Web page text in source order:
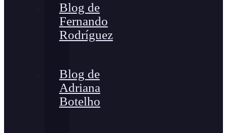
Blog de
Fernando
Rodríguez
Blog de
Adriana
Botelho